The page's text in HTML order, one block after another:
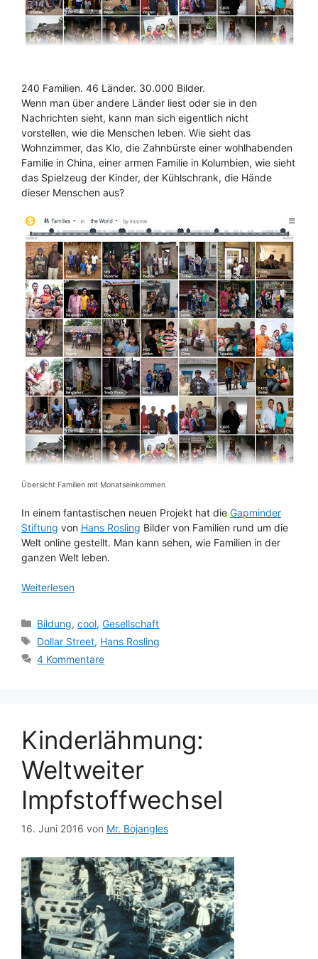
240 Familien. 46 Länder. 30.000 Bilder.
Wenn man über andere Länder liest oder sie in den
Nachrichten sieht, kann man sich eigentlich nicht
vorstellen, wie die Menschen leben. Wie sieht das
Wohnzimmer, das Klo, die Zahnbürste einer wohlhabenden
Familie in China, einer armen Familie in Kolumbien, wie sieht
das Spielzeug der Kinder, der Kühlschrank, die Hände
dieser Menschen aus?
Übersicht Familien mit Monatseinkommen
In einem fantastischen neuen Projekt hat die Gapminder
Stiftung von Hans Rosling Bilder von Familien rund um die
Welt online gestellt. Man kann sehen, wie Familien in der
ganzen Welt leben.
Weiterlesen
Kategorien
Bildung,cool,Gesellschaft
Schlagwörter
Dollar Street, Hans Rosling
4 Kommentare
Kinderlähmung:
Weltweiter
Impfstoffwechsel
16. Juni 2016 von Mr. Bojangles